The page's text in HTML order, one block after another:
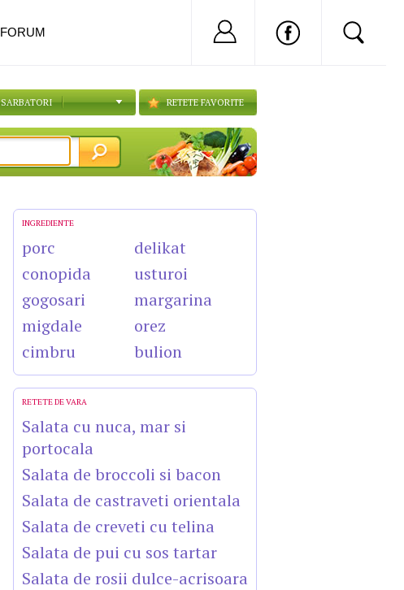
SARBATORI RETETE FAVORITE
INGREDIENTE
porc
conopida
gogosari
migdale
cimbru
delikat
usturoi
margarina
orez
bulion
RETETE DE VARA
Salata cu nuca, mar si
portocala
Salata de broccoli si bacon
Salata de castraveti orientala
Salata de creveti cu telina
Salata de pui cu sos tartar
Salata de rosii dulce-acrisoara
FORUM Nu ai cont?